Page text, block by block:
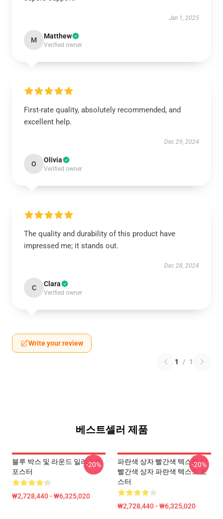
Jan 1, 2025
M Matthew
Verified owner
First-rate quality, absolutely recommended, and
excellent help.
Dec 29, 2024
O Olivia
Verified owner
The quality and durability of this product have
impressed me; it stands out.
Dec 28, 2024
C Clara
Verified owner
Write your review
1 / 1
베스트셀러 제품
블루 박스 및 라운드 일러스트
포스터
₩2,728,440 - ₩6,325,020
-20%
파란색 상자 빨간색 텍스트 및
빨간색 상자 파란색 텍스트 포
스터
₩2,728,440 - ₩6,325,020
-20%